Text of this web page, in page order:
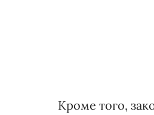
Кроме того,